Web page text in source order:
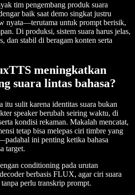
tim pengembang produk suara
baik saat demo singkat justru
nyata—terutama untuk prompt berisik,
Di produksi, sistem suara harus jelas,
dan stabil di beragam konten serta
meningkatkan
suara lintas bahasa?
itu sulit karena identitas suara bukan
speaker berubah seiring waktu, di
kondisi rekaman. Makalah mencatat,
tetap bisa melepas ciri timbre yang
ini penting ketika bahasa
target.
conditioning pada urutan
berbasis FLUX, agar ciri suara
perlu transkrip prompt.